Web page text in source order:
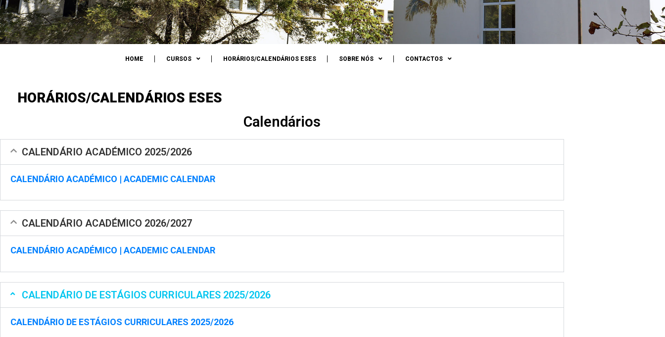
ESCOLA SUPERIOR DE
HOME CURSOS HORÁRIOS/CALENDÁRIOS ESES SOBRE NÓS CONTACTOS
HORÁRIOS/CALENDÁRIOS ESES
Calendários
CALENDÁRIO ACADÉMICO 2025/2026
CALENDÁRIO ACADÉMICO | ACADEMIC CALENDAR
CALENDÁRIO ACADÉMICO 2026/2027
CALENDÁRIO ACADÉMICO | ACADEMIC CALENDAR
CALENDÁRIO DE ESTÁGIOS CURRICULARES 2025/2026
CALENDÁRIO DE ESTÁGIOS CURRICULARES 2025/2026